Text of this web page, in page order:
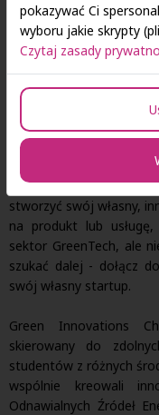
Młodzi ludzie
Green Innovations
Jesteś studentem,
stworzyć swój własny,
na produkt lub
sektor GreenTech, ale
szukać dalej - dołącz
swój własny startup.
Green Innovations
skierowany do
studentów z różnych
wspólnie kreowali
Odnawialnych Źródeł
pokazywać Ci
wyboru jakie skrypty
Czytaj zasady